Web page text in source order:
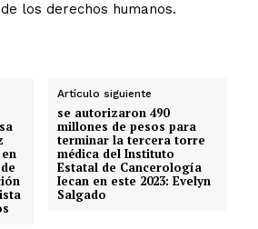
los derechos humanos.
Artículo siguiente
se autorizaron 490
millones de pesos para
terminar la tercera torre
médica del Instituto
Estatal de Cancerología
Iecan en este 2023: Evelyn
Salgado